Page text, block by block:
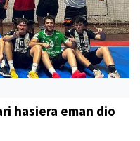
hasiera eman dio